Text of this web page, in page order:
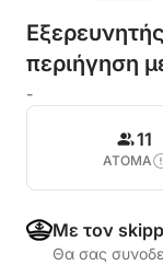
περιήγηση
-
11
ΑΤΟΜΑ
Με τον
Θα σας